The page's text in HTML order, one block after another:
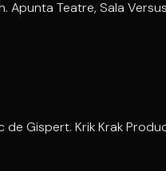
Apunta Teatre, Sala
Gispert. Krik Krak